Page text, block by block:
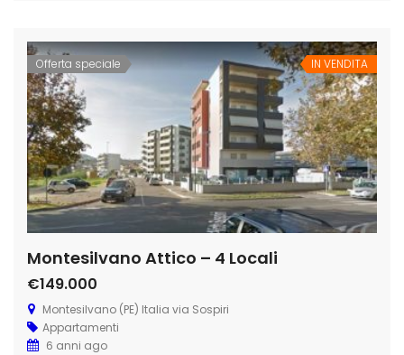
Offerta speciale IN VENDITA
Montesilvano Attico – 4 Locali
€149.000
Montesilvano (PE) Italia via Sospiri
Appartamenti
6 anni ago